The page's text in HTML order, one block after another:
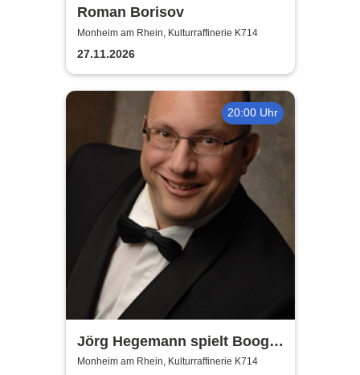
Roman Borisov
Monheim am Rhein, Kulturraffinerie K714
27.11.2026
20:00 Uhr
Jörg Hegemann spielt Boogie
Woogie
Monheim am Rhein, Kulturraffinerie K714